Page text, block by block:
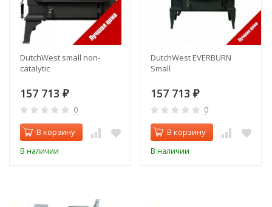
DutchWest small non-
catalytic
157 713 ₽
0
В корзину
В наличии
DutchWest EVERBURN
Small
157 713 ₽
0
В корзину
В наличии